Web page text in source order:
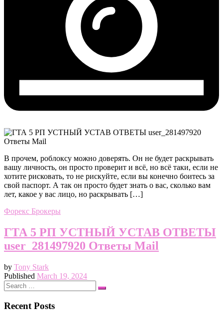
В прочем, роблоксу можно доверять. Он не будет раскрывать
вашу личность, он просто проверит и всë, но всë таки, если не
хотите рисковать, то не рискуйте, если вы конечно боитесь за
свой паспорт. А так он просто будет знать о вас, сколько вам
лет, какое у вас лицо, но раскрывать […]
Форекс Брокеры
ГТА 5 РП УСТНЫЙ УСТАВ ОТВЕТЫ
user_281497920 Ответы Mail
by Tony Stark
Published March 19, 2024
Search
Search
Recent Posts